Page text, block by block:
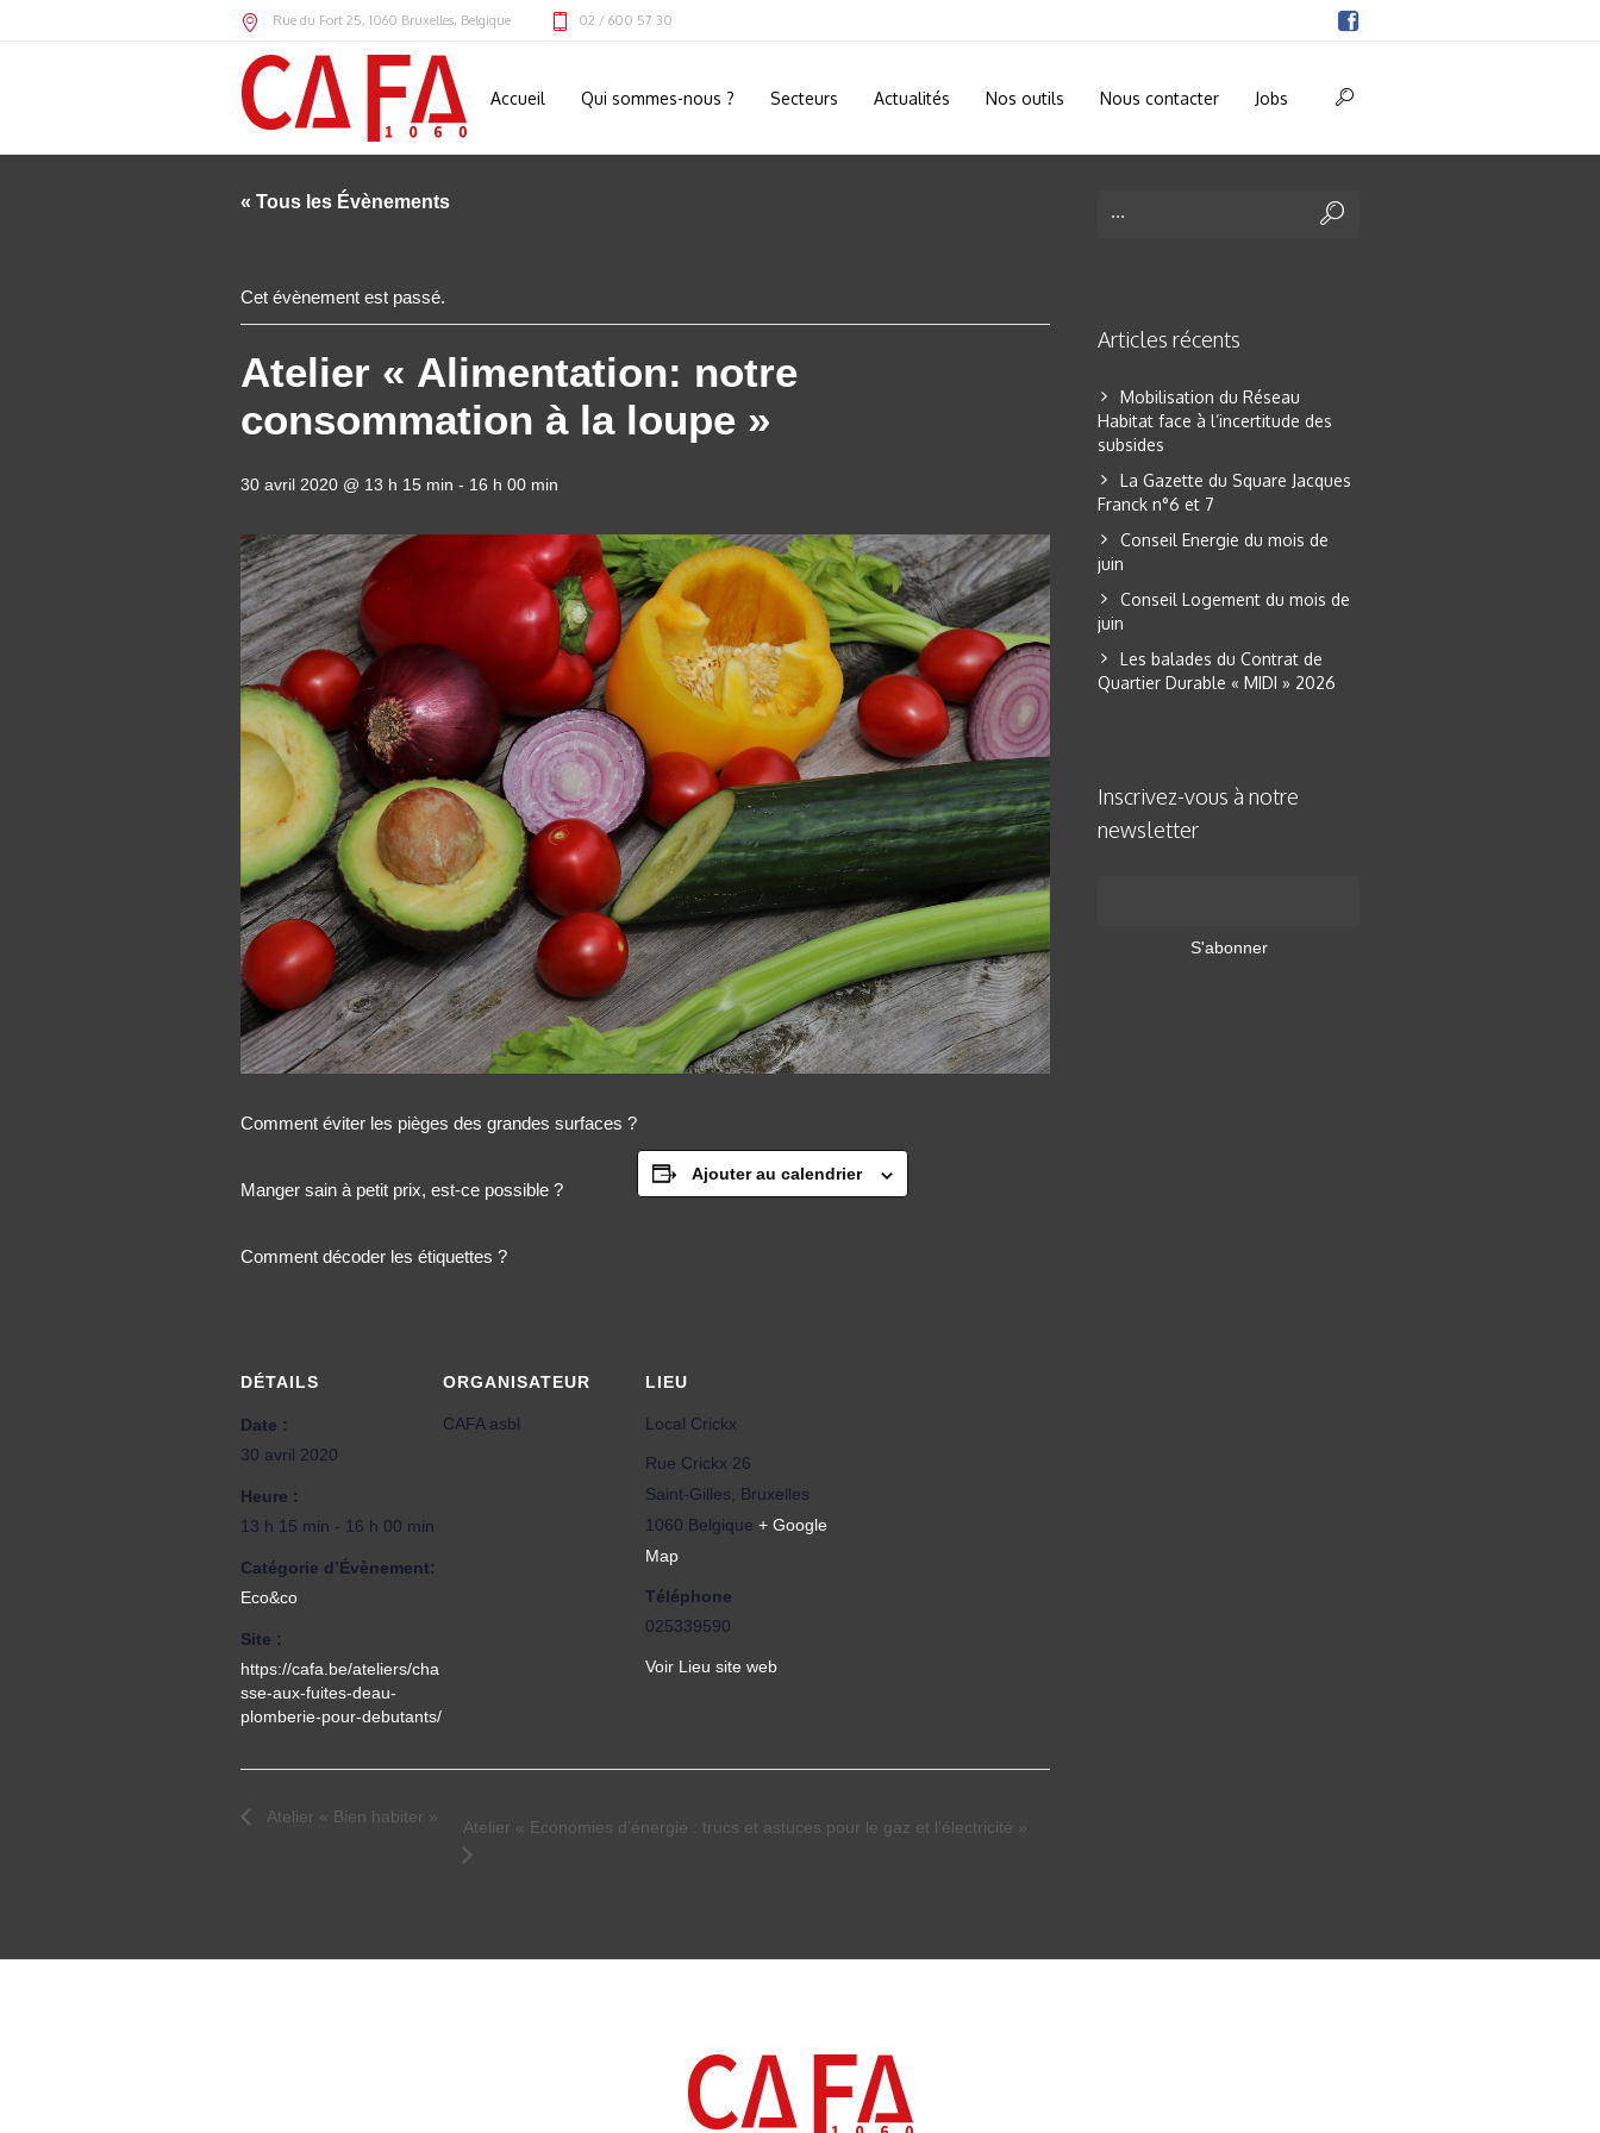
Rue du Fort 25, 1060 Bruxelles, Belgique 02 / 600 57 30
Accueil Qui sommes-nous ? Secteurs Actualités Nos outils Nous contacter Jobs
« Tous les Évènements
Cet évènement est passé.
Atelier « Alimentation: notre
consommation à la loupe »
30 avril 2020 @ 13 h 15 min - 16 h 00 min
Comment éviter les pièges des grandes surfaces ?
Manger sain à petit prix, est-ce possible ?
Comment décoder les étiquettes ?
Ajouter au calendrier
DÉTAILS
Date :
30 avril 2020
Heure :
13 h 15 min - 16 h 00 min
Catégorie d’Évènement:
Eco&co
Site :
https://cafa.be/ateliers/cha
sse-aux-fuites-deau-
plomberie-pour-debutants/
ORGANISATEUR
CAFA asbl
LIEU
Local Crickx
Rue Crickx 26
Saint-Gilles, Bruxelles
1060 Belgique + Google
Map
Téléphone
025339590
Voir Lieu site web
Atelier « Bien habiter »
Atelier « Economies d’énergie : trucs et astuces pour le gaz et l’électricité »
Articles récents
Mobilisation du Réseau
Habitat face à l’incertitude des
subsides
La Gazette du Square Jacques
Franck n°6 et 7
Conseil Energie du mois de
juin
Conseil Logement du mois de
juin
Les balades du Contrat de
Quartier Durable « MIDI » 2026
Inscrivez-vous à notre
newsletter